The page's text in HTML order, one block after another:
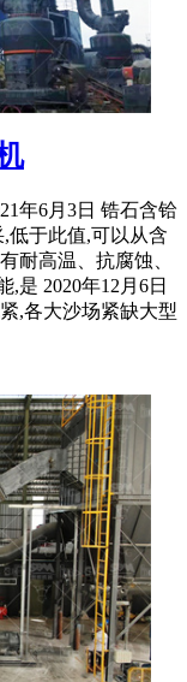
年6月3日 锆石含铪
于此值,可以从含
耐高温、抗腐蚀、
是 2020年12月6日
,各大沙场紧缺大型